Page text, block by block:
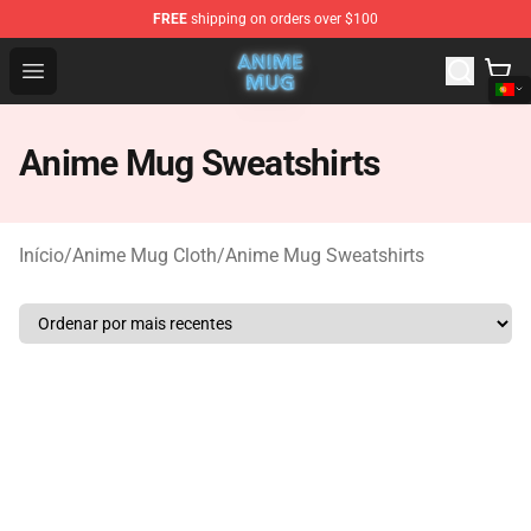
FREE shipping on orders over $100
Open menu
Anime Mug Shop - The Best Store of Anime Mug
Anime Mug Sweatshirts
Início/Anime Mug Cloth/Anime Mug Sweatshirts